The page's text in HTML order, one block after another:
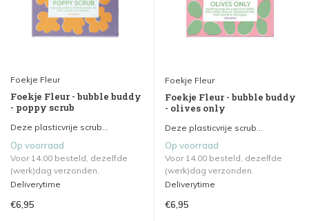
Foekje Fleur
Foekje Fleur - bubble buddy
- poppy scrub
Deze plasticvrije scrub...
Op voorraad
Voor 14.00 besteld, dezelfde
(werk)dag verzonden.
Deliverytime
€6,95
Foekje Fleur
Foekje Fleur - bubble buddy
- olives only
Deze plasticvrije scrub...
Op voorraad
Voor 14.00 besteld, dezelfde
(werk)dag verzonden.
Deliverytime
€6,95